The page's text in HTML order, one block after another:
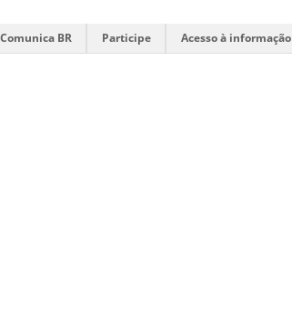
Comunica BR Participe Acesso à informação